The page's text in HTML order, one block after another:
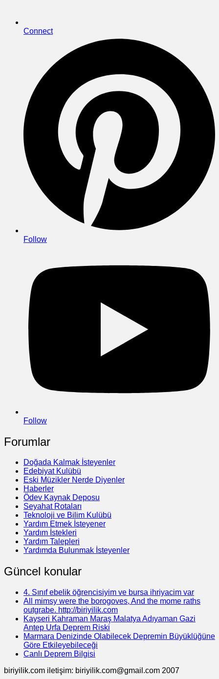
Connect
Follow
Follow
Forumlar
Doğada Kalmak İsteyenler
Edebiyat Kulübü
Eski Müzikler Nerde Diyenler
Haberler
Ödev Kaynak Deposu
Seyahat Rotaları
Teknoloji ve Bilim Kulübü
Yardım Etmek İsteyener
Yardım İstekleri
Yardım Talepleri
Yardımda Bulunmak İsteyenler
Güncel konular
4. Sınıf ebelik öğrencisiyim ve bursa ihriyacim var
All mimsy were the borogoves, And the mome raths
outgrabe. http://biriyilik.com
Kayseri Kahraman Maraş Malatya Adıyaman Gazi
Antep Urfa Deprem Riski
Marmara Denizinde Olabilecek Depremin Büyüklüğüne
Göre Etkileyebileceği
Canlı Deprem Bilgisi
biriyilik.com iletişim: biriyilik.com@gmail.com 2007